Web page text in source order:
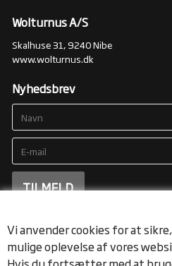
Vi anvender cookies for at
mulige oplevelse af vores
Wolturnus A/S
Skalhuse 31, 9240 Nibe
www.wolturnus.dk
Nyhedsbrev